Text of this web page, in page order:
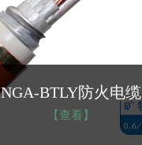
NGA-BTLY防火电缆
【查看】